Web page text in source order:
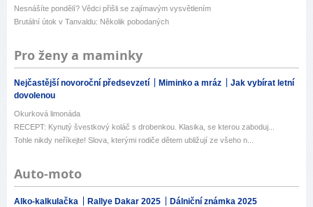
Nesnášíte pondělí? Vědci přišli se zajímavým vysvětlením
Brutální útok v Tanvaldu: Několik pobodaných
Pro ženy a maminky
Nejčastější novoroční předsevzetí Miminko a mráz
Jak vybírat letní
dovolenou
Okurková limonáda
RECEPT: Kynutý švestkový koláč s drobenkou. Klasika, se kterou zaboduj...
Tohle nikdy neříkejte! Slova, kterými rodiče dětem ubližují ze všeho n...
Auto-moto
Alko-kalkulačka Rallye Dakar 2025 Dálniční známka 2025